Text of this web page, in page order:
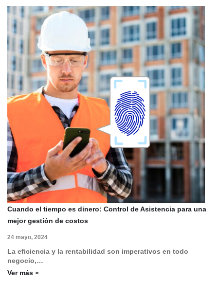
Cuando el tiempo es dinero: Control de Asistencia para una
mejor gestión de costos
24 mayo, 2024
La eficiencia y la rentabilidad son imperativos en todo
negocio,…
Ver más »